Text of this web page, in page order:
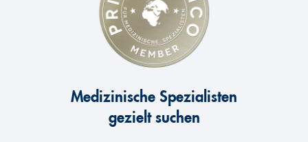
Spastik
Stereotaxie
Stereotaktische Hirnoperation
Medizinische Spezialisten
gezielt suchen